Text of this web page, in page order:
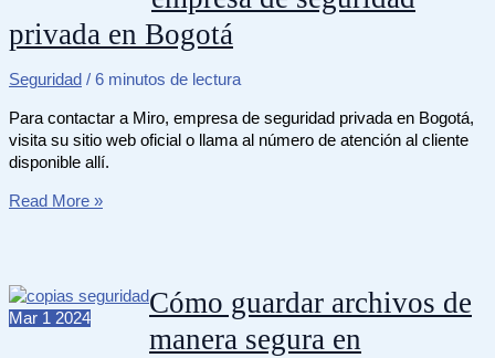
en
Colombia
privada en Bogotá
Seguridad / 6 minutos de lectura
Para contactar a Miro, empresa de seguridad privada en Bogotá,
visita su sitio web oficial o llama al número de atención al cliente
disponible allí.
Cómo
empresa
de
seguridad
Read More »
Mar 1 2024
Cómo guardar archivos de
manera segura en